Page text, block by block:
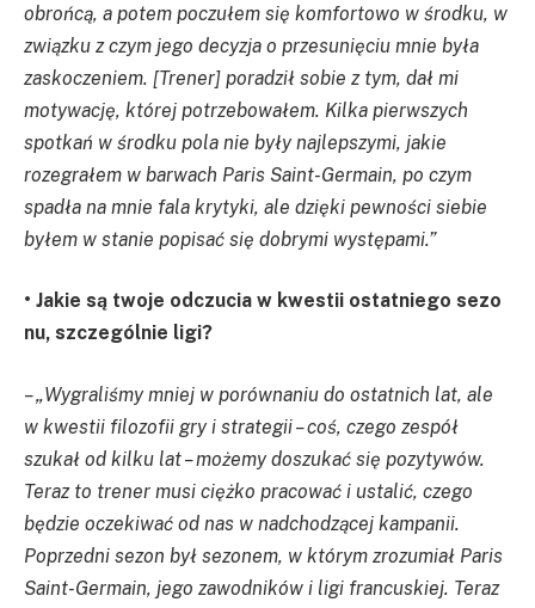
obrońcą, a potem poczułem się komfortowo w środku, w
związku z czym jego decyzja o przesunięciu mnie była
zaskoczeniem. [Trener] poradził sobie z tym, dał mi
motywację, której potrzebowałem. Kilka pierwszych
spotkań w środku pola nie były najlepszymi, jakie
rozegrałem w barwach Paris Saint-Germain, po czym
spadła na mnie fala krytyki, ale dzięki pewności siebie
byłem w stanie popisać się dobrymi występami.”
• Jakie są twoje odczucia w kwestii ostatniego sezo
nu, szczególnie ligi?
– „Wygraliśmy mniej w porównaniu do ostatnich lat, ale
w kwestii filozofii gry i strategii – coś, czego zespół
szukał od kilku lat – możemy doszukać się pozytywów.
Teraz to trener musi ciężko pracować i ustalić, czego
będzie oczekiwać od nas w nadchodzącej kampanii.
Poprzedni sezon był sezonem, w którym zrozumiał Paris
Saint-Germain, jego zawodników i ligi francuskiej. Teraz